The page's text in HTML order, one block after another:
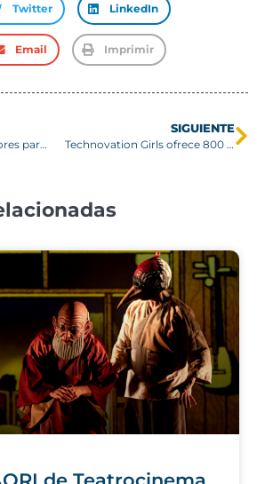
Twitter LinkedIn
Email Imprimir
Funcionarios y profesores participan en taller sobre ergonomía
SIGUIENTE
Technovation Girls ofrece 800 becas a niñas entre 13 y 17 años para aprender a programar